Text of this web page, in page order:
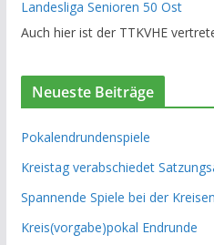
Landesliga Senioren 50 Ost
Auch hier ist der TTKVHE
Neueste Beiträge
Pokalendrundenspiele
Kreistag verabschiedet
Spannende Spiele bei der
Kreis(vorgabe)pokal Endrunde